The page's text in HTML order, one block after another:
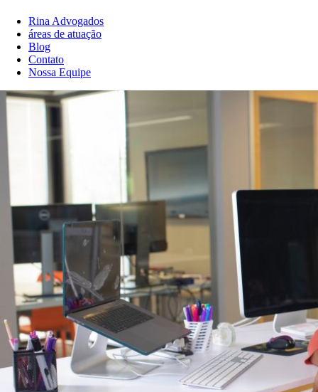
Rina Advogados
áreas de atuação
Blog
Contato
Nossa Equipe